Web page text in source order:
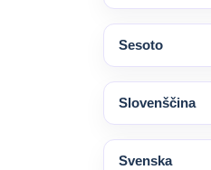
Sesoto
Slovenščina
Svenska